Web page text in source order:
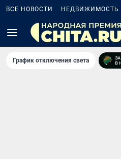
ВСЕ НОВОСТИ НЕДВИЖИМОСТЬ
График отключения света